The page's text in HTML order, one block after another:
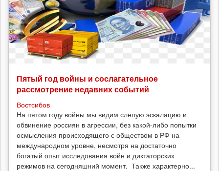
Пятый год войны и сослагательное
рассмотрение недавних событий
Востсибов
На пятом году войны мы видим слепую эскалацию и
обвинение россиян в агрессии, без какой-либо попытки
осмысления происходящего с обществом в РФ на
международном уровне, несмотря на достаточно
богатый опыт исследования войн и диктаторских
режимов на сегодняшний момент. Также характерно...